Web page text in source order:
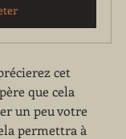
cet
que cela
un peu votre
permettra à